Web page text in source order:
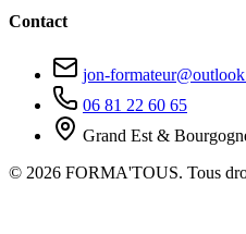
Contact
jon-
06 81 22 60 65
Grand Est &
© 2026 FORMA'TOUS. Tous